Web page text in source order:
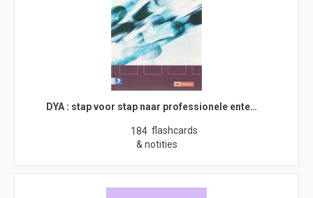
DYA : stap voor stap naar professionele ente…
184 flashcards
& notities